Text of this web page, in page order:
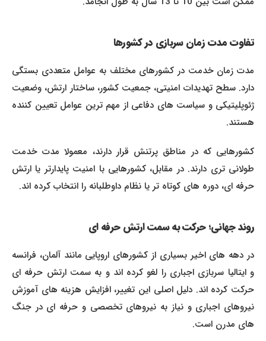
تفاوت مدت زمان سربازی در کشورها
مدت زمان خدمت در کشورهای مختلف به عوامل متعددی بستگی
دارد. سطح تهدیدات امنیتی، جمعیت کشور، ساختار ارتش، وضعیت
ژئوپلیتیکی و سیاست های دفاعی از مهم ترین عوامل تعیین کننده
هستند.
کشورهایی که در مناطق پرتنش قرار دارند، معمولا مدت خدمت
طولانی تری دارند. در مقابل، کشورهایی با امنیت پایدارتر یا ارتش
حرفه ای، دوره های کوتاه تر یا نظام داوطلبانه را انتخاب کرده اند.
روند جهانی؛ حرکت به سمت ارتش حرفه ای
در دهه های اخیر بسیاری از کشورهای اروپایی مانند آلمان، فرانسه
و ایتالیا سربازی اجباری را لغو کرده اند و به سمت ارتش حرفه ای
حرکت کرده اند. دلیل اصلی این تغییر، افزایش هزینه های آموزش
نیروهای اجباری و نیاز به نیروهای تخصصی و حرفه ای در جنگ
های مدرن است.